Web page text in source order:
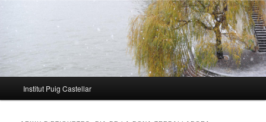
principal
Institut Puig Castellar